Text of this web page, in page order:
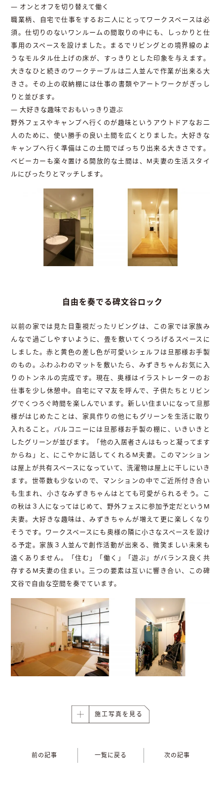
― オンとオフを切り替えて働く
職業柄、自宅で仕事をするお二人にとってワークスペースは必
須。仕切りのないワンルームの間取りの中にも、しっかりと仕
事用のスペースを設けました。まるでリビングとの境界線のよ
うなモルタル仕上げの床が、すっきりとした印象を与えます。
大きなひと続きのワークテーブルは二人並んで作業が出来る大
きさ。その上の収納棚には仕事の書類やアートワークがぎっし
りと並びます。
― 大好きな趣味でおもいっきり遊ぶ
野外フェスやキャンプへ行くのが趣味というアウトドアなお二
人のために、使い勝手の良い土間を広くとりました。大好きな
キャンプへ行く準備はこの土間でばっちり出来る大きさです。
ベビーカーも楽々置ける開放的な土間は、M夫妻の生活スタイ
ルにぴったりとマッチします。
自由を奏でる碑文谷ロック
以前の家では見た目重視だったリビングは、この家では家族み
んなで過ごしやすいように、畳を敷いてくつろげるスペースに
しました。赤と黄色の差し色が可愛いシェルフは旦那様お手製
のもの。ふわふわのマットを敷いたら、みずきちゃんお気に入
りのトンネルの完成です。現在、奥様はイラストレーターのお
仕事を少し休憩中。自宅にママ友を呼んで、子供たちとリビン
グでくつろぐ時間を楽しんでいます。新しい住まいになって旦那
様がはじめたことは、家具作りの他にもグリーンを生活に取り
入れること。バルコニーには旦那様お手製の棚に、いきいきと
したグリーンが並びます。「他の入居者さんはもっと凝ってます
からね」と、にこやかに話してくれるM夫妻。このマンション
は屋上が共有スペースになっていて、洗濯物は屋上に干しにいき
ます。世帯数も少ないので、マンションの中でご近所付き合い
も生まれ、小さなみずきちゃんはとても可愛がられるそう。こ
の秋は３人になってはじめて、野外フェスに参加予定だというM
夫妻。大好きな趣味は、みずきちゃんが増えて更に楽しくなり
そうです。ワークスペースにも奥様の隣に小さなスペースを設け
る予定。家族３人並んで創作活動が出来る、微笑ましい未来も
遠くありません。「住む」「働く」「遊ぶ」がバランス良く共
存するM夫妻の住まい。三つの要素は互いに響き合い、この碑
文谷で自由な空間を奏でています。
施工写真を見る
前の記事 一覧に戻る 次の記事